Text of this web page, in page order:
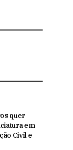
quer
em
Civil e